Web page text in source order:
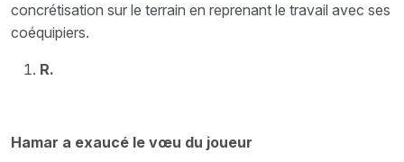
concrétisation sur le terrain en reprenant le travail avec ses
coéquipiers.
R.
Hamar a exaucé le vœu du joueur